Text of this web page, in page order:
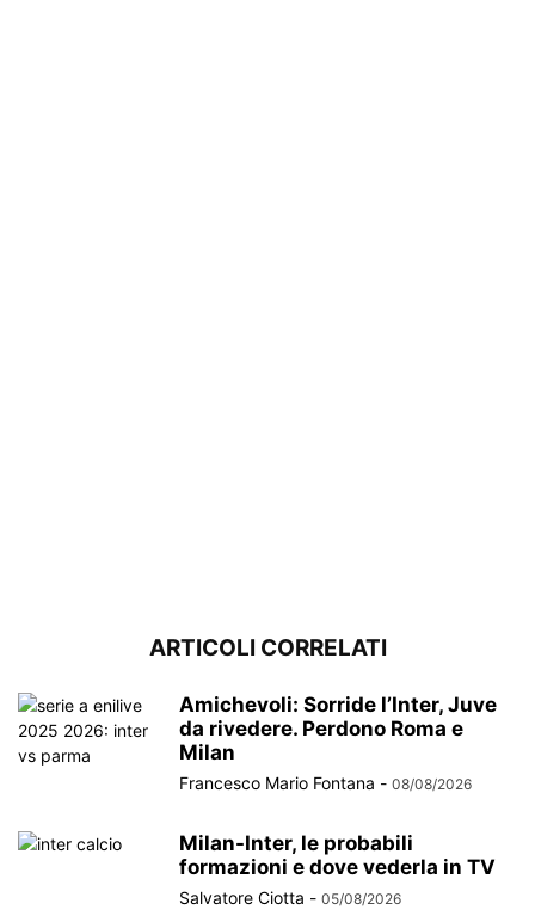
ARTICOLI CORRELATI
Amichevoli: Sorride l’Inter, Juve
da rivedere. Perdono Roma e
Milan
Francesco Mario Fontana - 08/08/2026
Milan-Inter, le probabili
formazioni e dove vederla in TV
Salvatore Ciotta - 05/08/2026